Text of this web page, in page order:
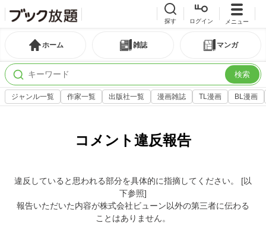
探す ログイン メニュー
ホーム 雑誌 マンガ
検索
ジャンル一覧 作家一覧 出版社一覧 漫画雑誌 TL漫画 BL漫画
コメント違反報告
違反していると思われる部分を具体的に指摘してください。 [以
下参照]
報告いただいた内容が株式会社ビューン以外の第三者に伝わる
ことはありません。